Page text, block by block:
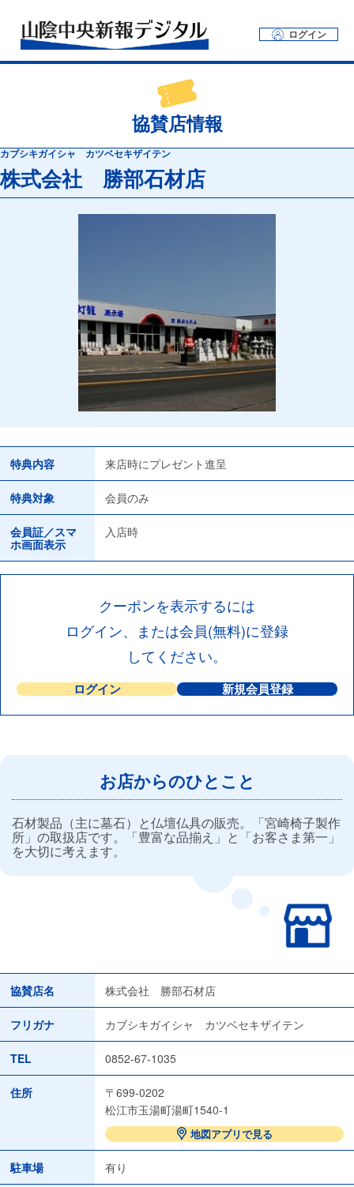
ログイン
協賛店情報
カブシキガイシャ カツベセキザイテン
株式会社 勝部石材店
特典内容 来店時にプレゼント進呈
特典対象 会員のみ
会員証／スマ
ホ画面表示
入店時
クーポンを表示するには
ログイン、または会員(無料)に登録
してください。
ログイン 新規会員登録
お店からのひとこと
石材製品（主に墓石）と仏壇仏具の販売。「宮崎椅子製作
所」の取扱店です。「豊富な品揃え」と「お客さま第一」
を大切に考えます。
協賛店名 株式会社 勝部石材店
フリガナ カブシキガイシャ カツベセキザイテン
TEL 0852-67-1035
住所
〒699-0202
松江市玉湯町湯町1540-1
地図アプリで見る
駐車場 有り